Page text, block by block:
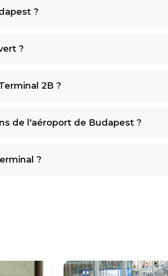
?
?
2B ?
de l'aéroport de Budapest ?
?